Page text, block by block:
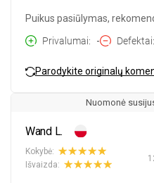
Puikus pasiūlymas,
Privalumai
- Defektai
Parodykite originalų
Nuomonė
Wand L.
Kokybė:
Išvaizda: